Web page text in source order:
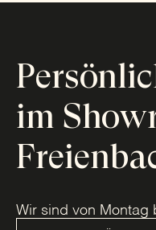
im
Wir sind von Montag